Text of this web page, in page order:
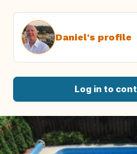
Daniel's profile
Log in to